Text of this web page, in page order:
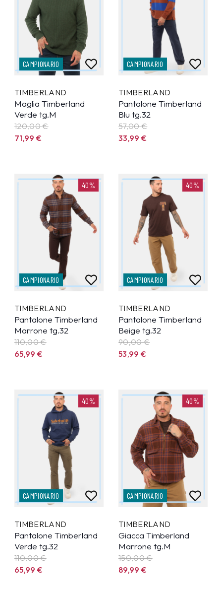
CAMPIONARIO
TIMBERLAND
Maglia Timberland
Verde tg.M
120,00 €
71,99€
CAMPIONARIO
TIMBERLAND
Pantalone Timberland
Blu tg.32
57,00 €
33,99€
40%
CAMPIONARIO
TIMBERLAND
Pantalone Timberland
Marrone tg.32
110,00 €
65,99€
40%
CAMPIONARIO
TIMBERLAND
Pantalone Timberland
Beige tg.32
90,00 €
53,99€
40%
CAMPIONARIO
TIMBERLAND
Pantalone Timberland
Verde tg.32
110,00 €
65,99€
40%
CAMPIONARIO
TIMBERLAND
Giacca Timberland
Marrone tg.M
150,00 €
89,99€